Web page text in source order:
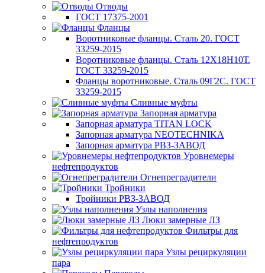
Отводы
ГОСТ 17375-2001
Фланцы
Воротниковые фланцы. Сталь 20. ГОСТ
33259-2015
Воротниковые фланцы. Сталь 12Х18Н10Т.
ГОСТ 33259-2015
Фланцы воротниковые. Сталь 09Г2С. ГОСТ
33259-2015
Сливные муфты
Запорная арматура
Запорная арматура TITAN LOCK
Запорная арматура NEOTECHNIKA
Запорная арматура РВЗ-ЗАВОД
Уровнемеры
нефтепродуктов
Огнепреградители
Тройники
Тройники РВЗ-ЗАВОД
Узлы наполнения
Люки замерные ЛЗ
Фильтры для
нефтепродуктов
Узлы рециркуляции
пара